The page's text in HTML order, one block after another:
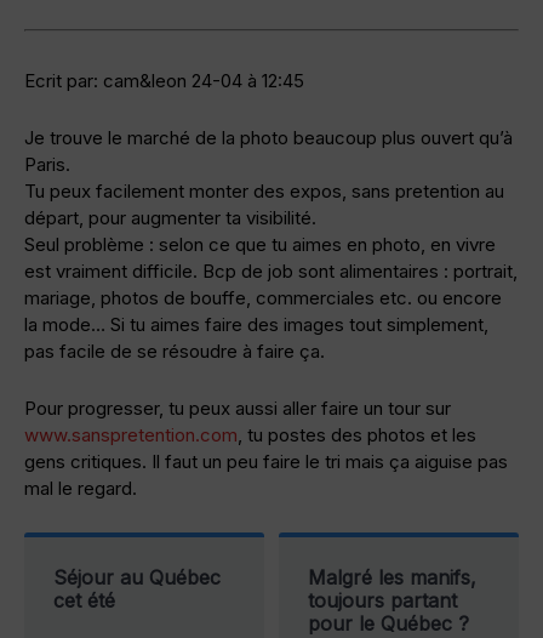
Ecrit par: cam&leon 24-04 à 12:45
Je trouve le marché de la photo beaucoup plus ouvert qu’à
Paris.
Tu peux facilement monter des expos, sans pretention au
départ, pour augmenter ta visibilité.
Seul problème : selon ce que tu aimes en photo, en vivre
est vraiment difficile. Bcp de job sont alimentaires : portrait,
mariage, photos de bouffe, commerciales etc. ou encore
la mode… Si tu aimes faire des images tout simplement,
pas facile de se résoudre à faire ça.
Pour progresser, tu peux aussi aller faire un tour sur
www.sanspretention.com, tu postes des photos et les
gens critiques. Il faut un peu faire le tri mais ça aiguise pas
mal le regard.
Séjour au Québec
cet été
Malgré les manifs,
toujours partant
pour le Québec ?